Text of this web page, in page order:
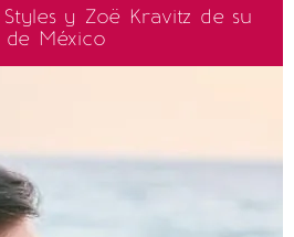
y Zoë Kravitz de su
México